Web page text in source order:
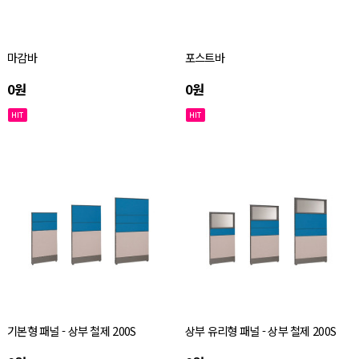
마감바
0원
포스트바
0원
기본형 패널 - 상부 철제 200S 상부 유리형 패널 - 상부 철제 200S